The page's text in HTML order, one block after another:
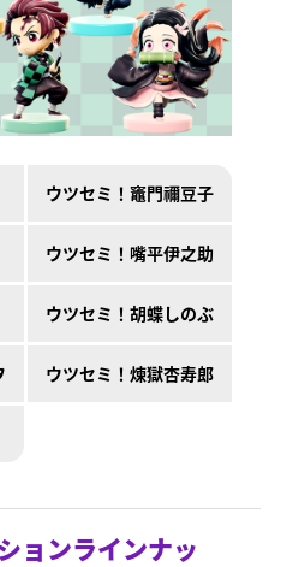
ウツセミ！竈門禰󠄀豆子
ウツセミ！嘴平伊之助
ウツセミ！胡蝶しのぶ
ウツセミ！煉󠄁獄杏寿郎
ョンラインナッ